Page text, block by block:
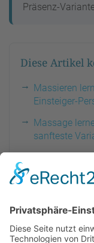
Präsenz-
Diese Artikel
Massieren
Einsteiger-
Massage
sanfteste
ganzheitliche
Wechseljahre
Massieren
psychische